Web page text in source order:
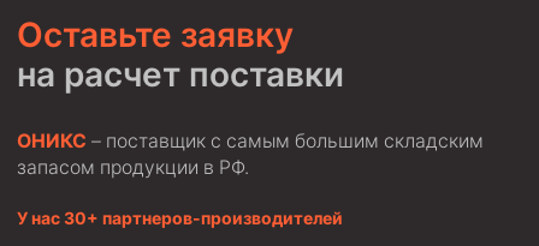
Оставьте заявку
на расчет поставки
ОНИКС – поставщик с самым большим складским
запасом продукции в РФ.
У нас 30+ партнеров-производителей